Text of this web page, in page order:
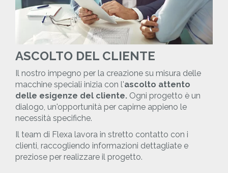
ASCOLTO DEL CLIENTE
Il nostro impegno per la creazione su misura delle
macchine speciali inizia con l'ascolto attento
delle esigenze del cliente. Ogni progetto è un
dialogo, un'opportunità per capirne appieno le
necessità specifiche.
Il team di Flexa lavora in stretto contatto con i
clienti, raccogliendo informazioni dettagliate e
preziose per realizzare il progetto.